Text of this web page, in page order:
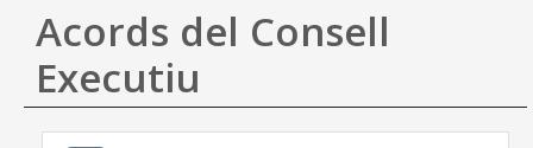
Ajuda
Acords del Consell
Executiu